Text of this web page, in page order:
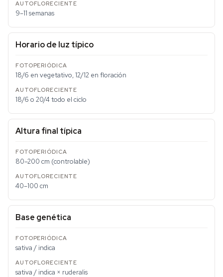
9–11 semanas
Horario de luz típico
18/6 en vegetativo, 12/12 en floración
18/6 o 20/4 todo el ciclo
Altura final típica
80–200 cm (controlable)
40–100 cm
Base genética
sativa / indica
sativa / indica × ruderalis